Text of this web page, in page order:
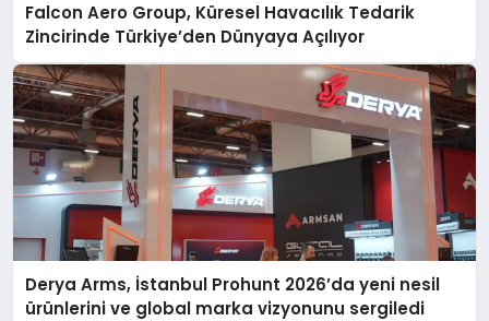
Falcon Aero Group, Küresel Havacılık Tedarik
Zincirinde Türkiye’den Dünyaya Açılıyor
Derya Arms, İstanbul Prohunt 2026’da yeni nesil
ürünlerini ve global marka vizyonunu sergiledi